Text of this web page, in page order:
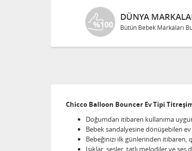
DÜNYA
Bütün Bebek Markaları
Chicco Balloon Bouncer Ev Tipi
Doğumdan itibaren kullanıma
Bebek sandalyesine dönüşebilen ev
Bebeğinizi ilk günlerinden itibaren,
Işıklar, sesler, tatlı melodiler ve